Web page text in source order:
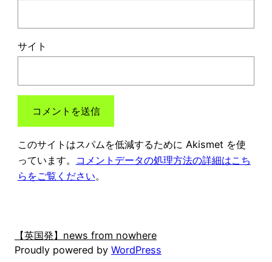
サイト
このサイトはスパムを低減するために Akismet を使
っています。
コメントデータの処理方法の詳細はこち
らをご覧ください。
【英国発】news from nowhere
Proudly powered by WordPress